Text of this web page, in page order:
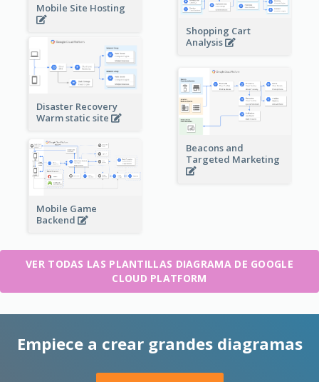
Mobile Site Hosting
Shopping Cart
Analysis
Disaster Recovery
Warm static site
Beacons and
Targeted Marketing
Mobile Game
Backend
VER TODAS LAS PLANTILLAS DIAGRAMA DE GOOGLE
CLOUD PLATFORM
Empiece a crear grandes diagramas